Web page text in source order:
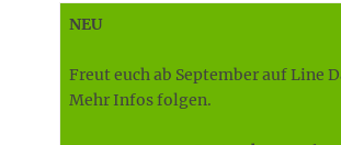
NEU
Freut euch ab September auf Line
Mehr Infos folgen.